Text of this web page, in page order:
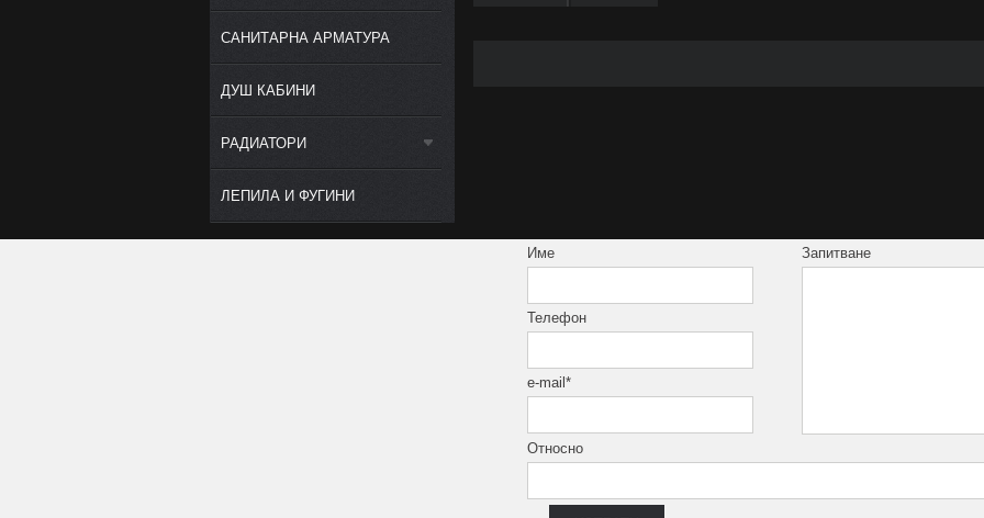
САНИТАРНА АРМАТУРА
ДУШ КАБИНИ
РАДИАТОРИ
ЛЕПИЛА И ФУГИНИ
Име
Телефон
e-mail*
Запитване
Относно